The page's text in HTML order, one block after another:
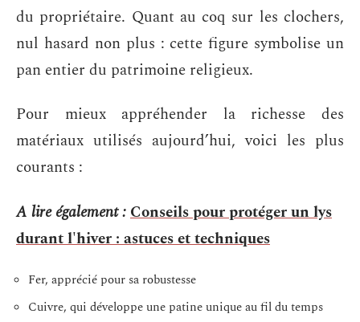
du propriétaire. Quant au coq sur les clochers,
nul hasard non plus : cette figure symbolise un
pan entier du patrimoine religieux.
Pour mieux appréhender la richesse des
matériaux utilisés aujourd’hui, voici les plus
courants :
A lire également :Conseils pour protéger un lys
durant l'hiver : astuces et techniques
Fer, apprécié pour sa robustesse
Cuivre, qui développe une patine unique au fil du temps